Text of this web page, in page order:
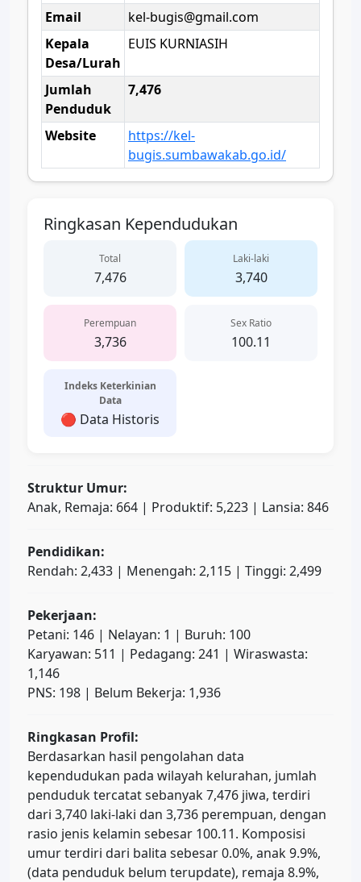
Email
kel-bugis@gmail.com
Kepala
Desa/Lurah
EUIS KURNIASIH
Jumlah
Penduduk
7,476
Website
https://kel-
bugis.sumbawakab.go.id/
Ringkasan Kependudukan
Total
7,476
Laki-laki
3,740
Perempuan
3,736
Sex Ratio
100.11
Indeks Keterkinian
Data
🔴 Data Historis
Struktur Umur:
Anak, Remaja: 664 | Produktif: 5,223 | Lansia: 846
Pendidikan:
Rendah: 2,433 | Menengah: 2,115 | Tinggi: 2,499
Pekerjaan:
Petani: 146 | Nelayan: 1 | Buruh: 100
Karyawan: 511 | Pedagang: 241 | Wiraswasta:
1,146
PNS: 198 | Belum Bekerja: 1,936
Ringkasan Profil:
Berdasarkan hasil pengolahan data
kependudukan pada wilayah kelurahan, jumlah
penduduk tercatat sebanyak 7,476 jiwa, terdiri
dari 3,740 laki-laki dan 3,736 perempuan, dengan
rasio jenis kelamin sebesar 100.11. Komposisi
umur terdiri dari balita sebesar 0.0%, anak 9.9%,
(data penduduk belum terupdate), remaja 8.9%,